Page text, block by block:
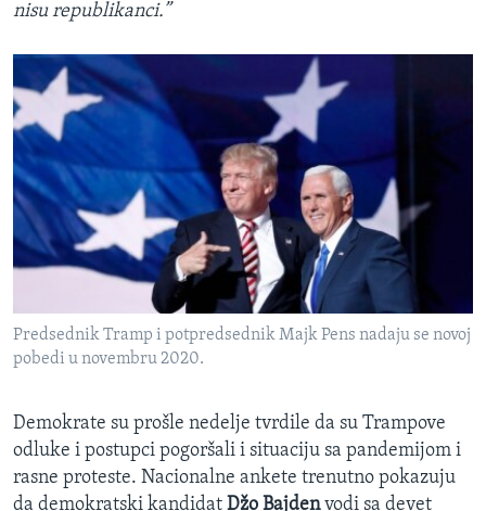
nisu republikanci.”
Predsednik Tramp i potpredsednik Majk Pens nadaju se novoj
pobedi u novembru 2020.
Demokrate su prošle nedelje tvrdile da su Trampove
odluke i postupci pogoršali i situaciju sa pandemijom i
rasne proteste. Nacionalne ankete trenutno pokazuju
da demokratski kandidat Džo Bajdenvodi sa devet